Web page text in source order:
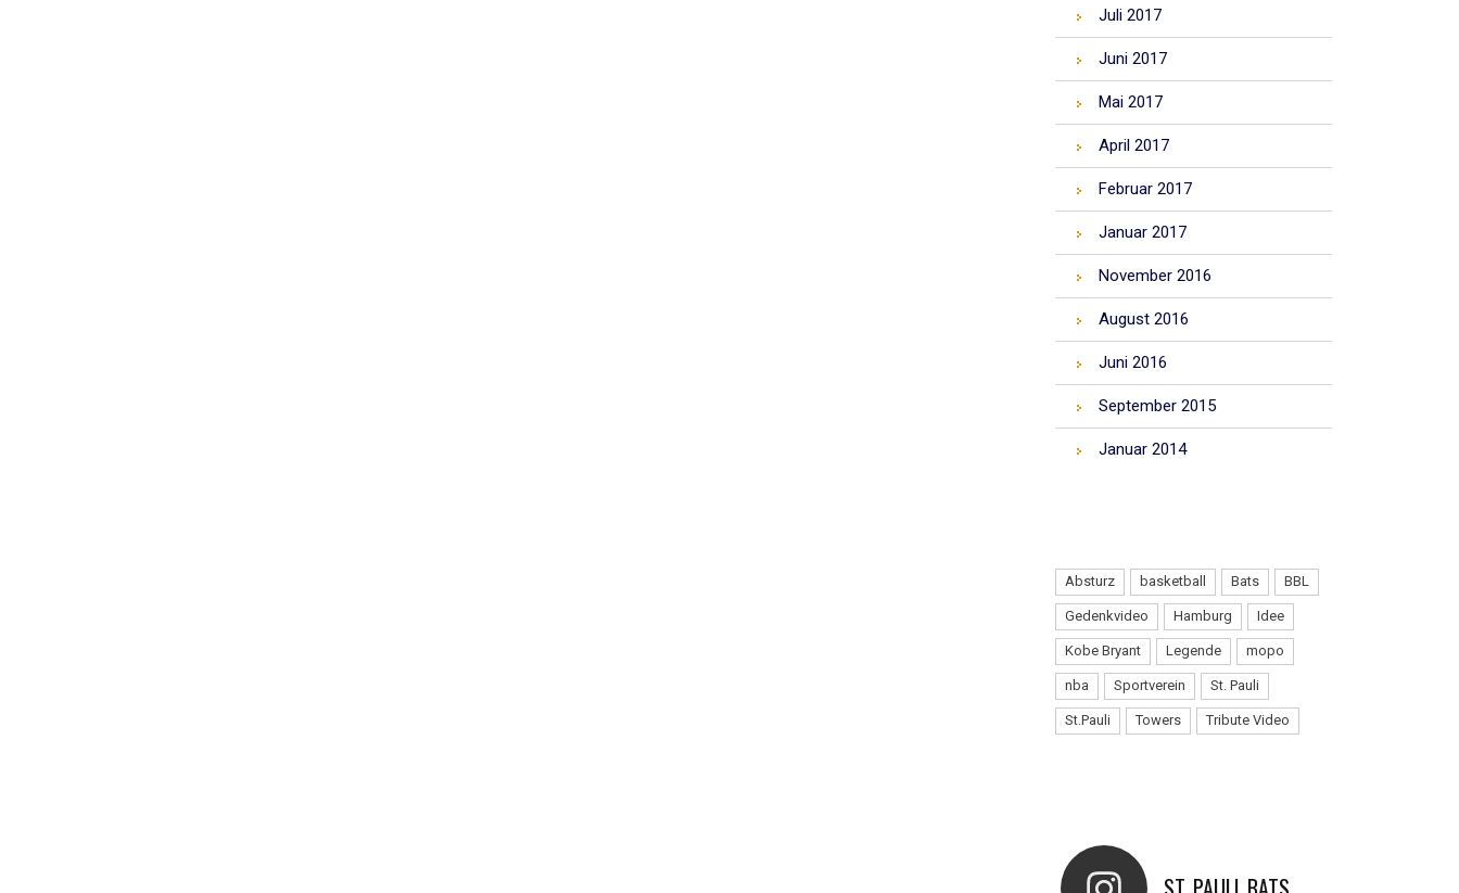
Juli 2017
Juni 2017
Mai 2017
April 2017
Februar 2017
Januar 2017
November 2016
August 2016
Juni 2016
September 2015
Januar 2014
Absturz basketball Bats BBL
Gedenkvideo Hamburg Idee
Kobe Bryant Legende mopo
nba Sportverein St. Pauli
St.Pauli Towers Tribute Video